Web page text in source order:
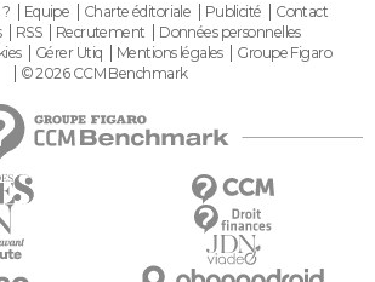
Equipe Charte éditoriale Publicité
Contact
RSS Recrutement
Données personnelles
Gérer Utiq Mentions légales
Groupe Figaro
© 2026 CCM Benchmark